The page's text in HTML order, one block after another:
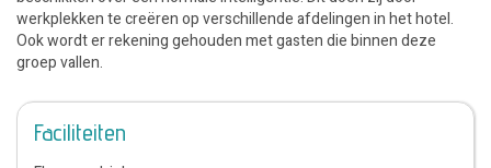
werkplekken te creëren op verschillende afdelingen in het hotel.
Ook wordt er rekening gehouden met gasten die binnen deze
groep vallen.
Faciliteiten